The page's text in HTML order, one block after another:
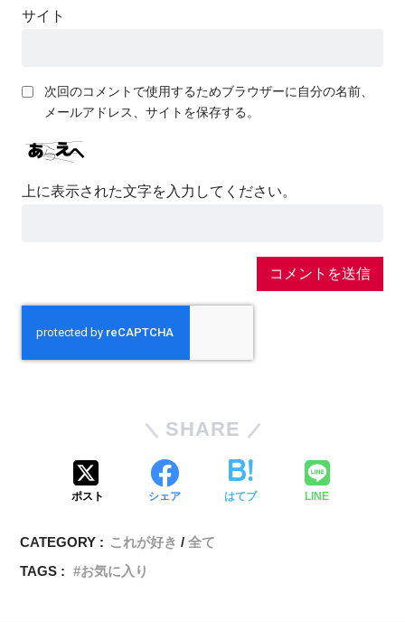
サイト
次回のコメントで使用するためブラウザーに自分の名前、
メールアドレス、サイトを保存する。
上に表示された文字を入力してください。
SHARE
ポスト シェア はてブ LINE
CATEGORY : これが好き
全て
TAGS :
お気に入り